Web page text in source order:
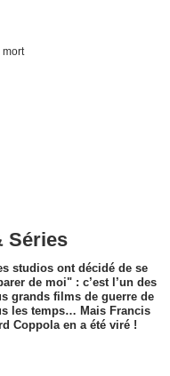
mort
Séries
studios ont décidé de se
de moi" : c’est l’un des
grands films de guerre de
les temps… Mais Francis
Coppola en a été viré !